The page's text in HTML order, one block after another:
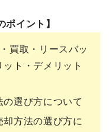
ポイント】
買取・リースバッ
ト・デメリット
選び方について
方法の選び方に